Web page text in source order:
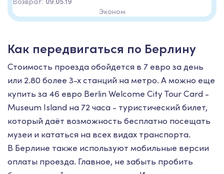
Эконом
Как передвигаться по Берлину
Стоимость проезда обойдется в 7 евро за день
или 2.80 более 3-х станций на метро. А можно еще
купить за 46 евро Berlin Welcome City Tour Card -
Museum Island на 72 часа - туристический билет,
который даёт возможность бесплатно посещать
музеи и кататься на всех видах транспорта.
В Берлине также используют мобильные версии
оплаты проезда. Главное, не забыть пробить